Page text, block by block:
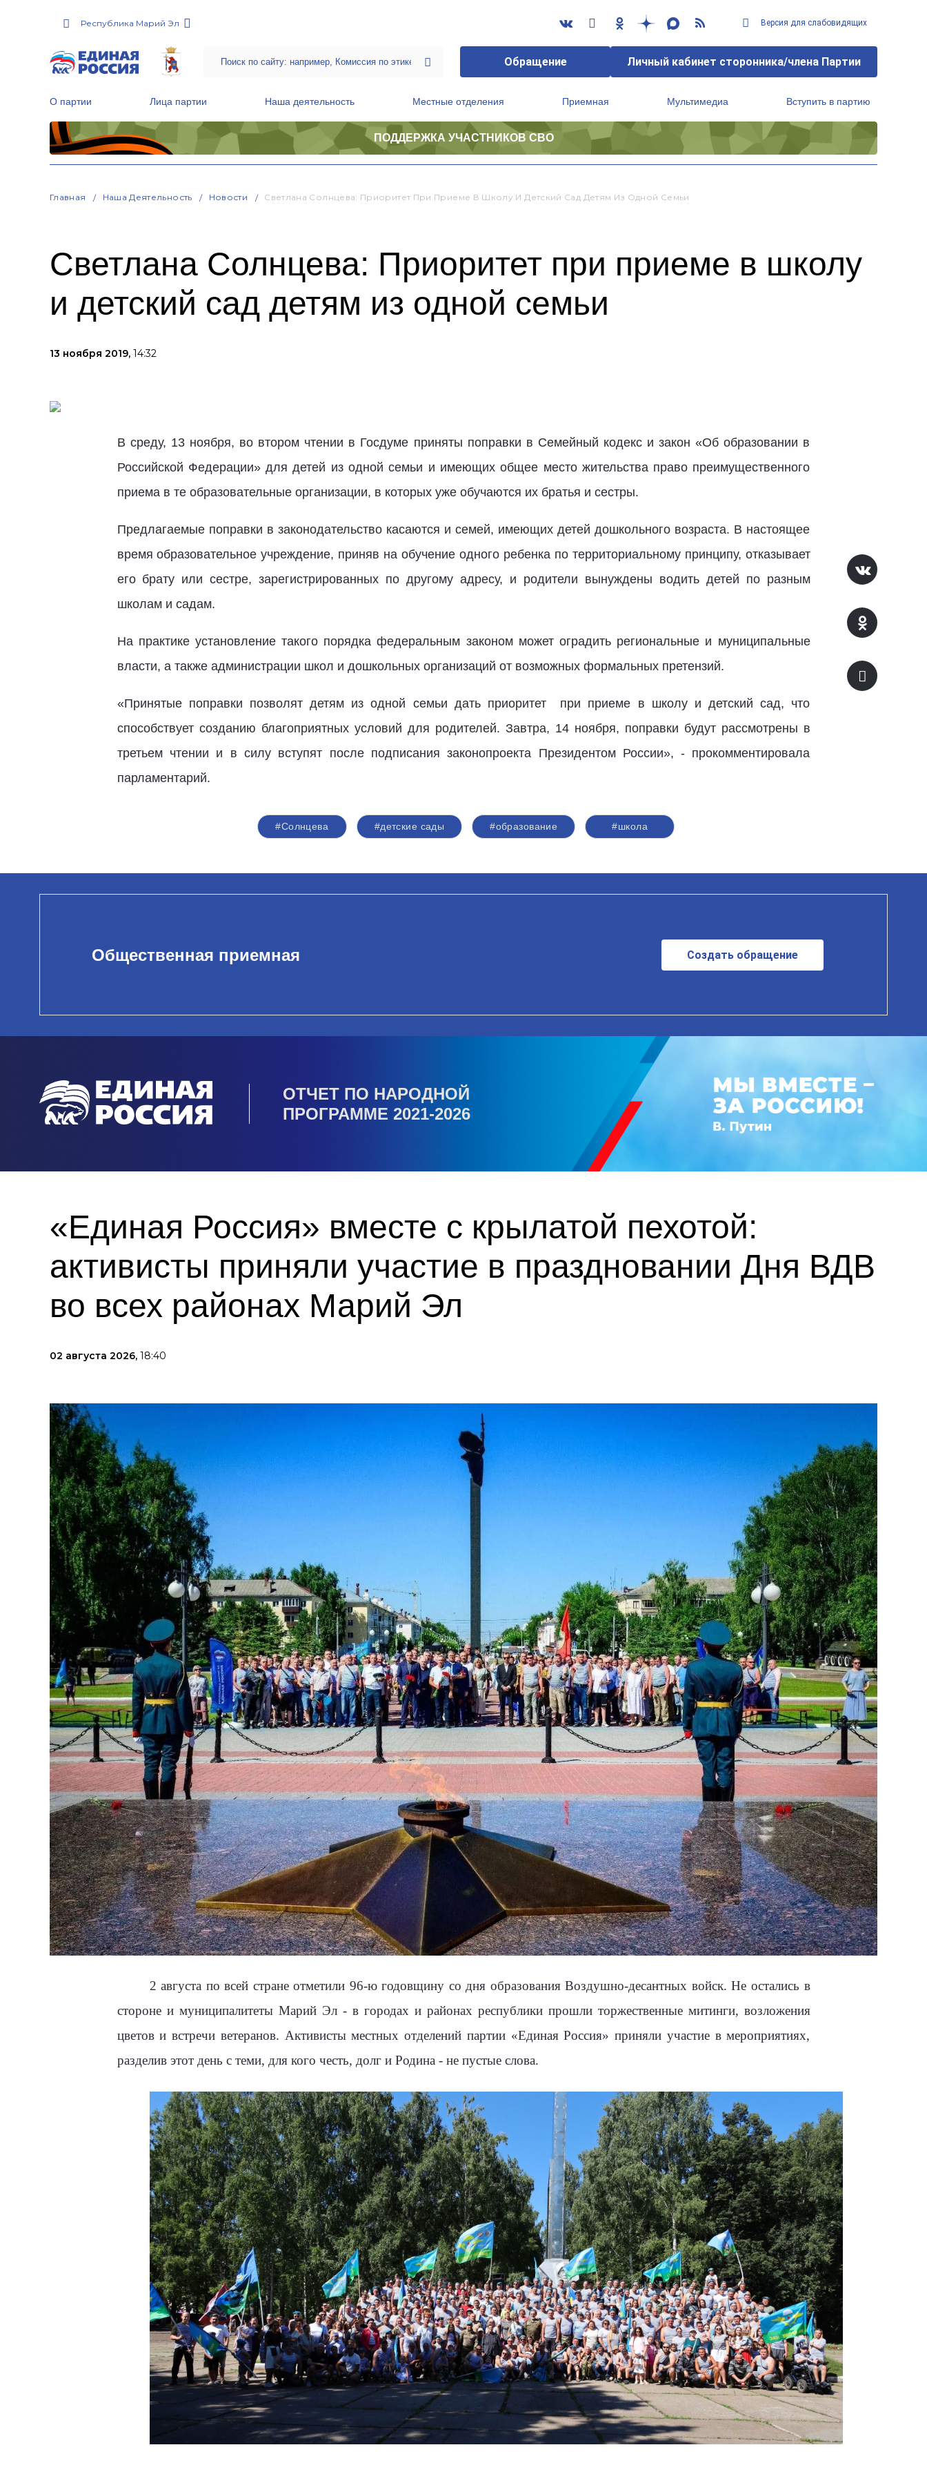
Республика Марий Эл Версия для слабовидящих
Обращение Личный кабинет сторонника/члена Партии
О партии Лица партии Наша деятельность Местные отделения Приемная Мультимедиа Вступить в партию
ПОДДЕРЖКА УЧАСТНИКОВ СВО
Главная Наша Деятельность Новости Светлана Солнцева: Приоритет При Приеме В Школу И Детский Сад Детям Из Одной Семьи
Светлана Солнцева: Приоритет при приеме в школу
и детский сад детям из одной семьи
13 ноября 2019, 14:32
В среду, 13 ноября, во втором чтении в Госдуме приняты поправки в Семейный кодекс и закон «Об образовании в
Российской Федерации» для детей из одной семьи и имеющих общее место жительства право преимущественного
приема в те образовательные организации, в которых уже обучаются их братья и сестры.
Предлагаемые поправки в законодательство касаются и семей, имеющих детей дошкольного возраста. В настоящее
время образовательное учреждение, приняв на обучение одного ребенка по территориальному принципу, отказывает
его брату или сестре, зарегистрированных по другому адресу, и родители вынуждены водить детей по разным
школам и садам.
На практике установление такого порядка федеральным законом может оградить региональные и муниципальные
власти, а также администрации школ и дошкольных организаций от возможных формальных претензий.
«Принятые поправки позволят детям из одной семьи дать приоритет при приеме в школу и детский сад, что
способствует созданию благоприятных условий для родителей. Завтра, 14 ноября, поправки будут рассмотрены в
третьем чтении и в силу вступят после подписания законопроекта Президентом России», - прокомментировала
парламентарий.
#Солнцева #детские сады #образование #школа
Общественная приемная Создать обращение
ОТЧЕТ ПО НАРОДНОЙ
ПРОГРАММЕ 2021-2026
«Единая Россия» вместе с крылатой пехотой:
активисты приняли участие в праздновании Дня ВДВ
во всех районах Марий Эл
02 августа 2026, 18:40
2 августа по всей стране отметили 96-ю годовщину со дня образования Воздушно-десантных войск. Не остались в
стороне и муниципалитеты Марий Эл - в городах и районах республики прошли торжественные митинги, возложения
цветов и встречи ветеранов. Активисты местных отделений партии «Единая Россия» приняли участие в мероприятиях,
разделив этот день с теми, для кого честь, долг и Родина - не пустые слова.